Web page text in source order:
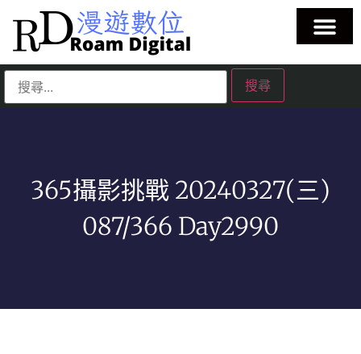
365攝影挑戰 20240327(三)
087/366 Day2990